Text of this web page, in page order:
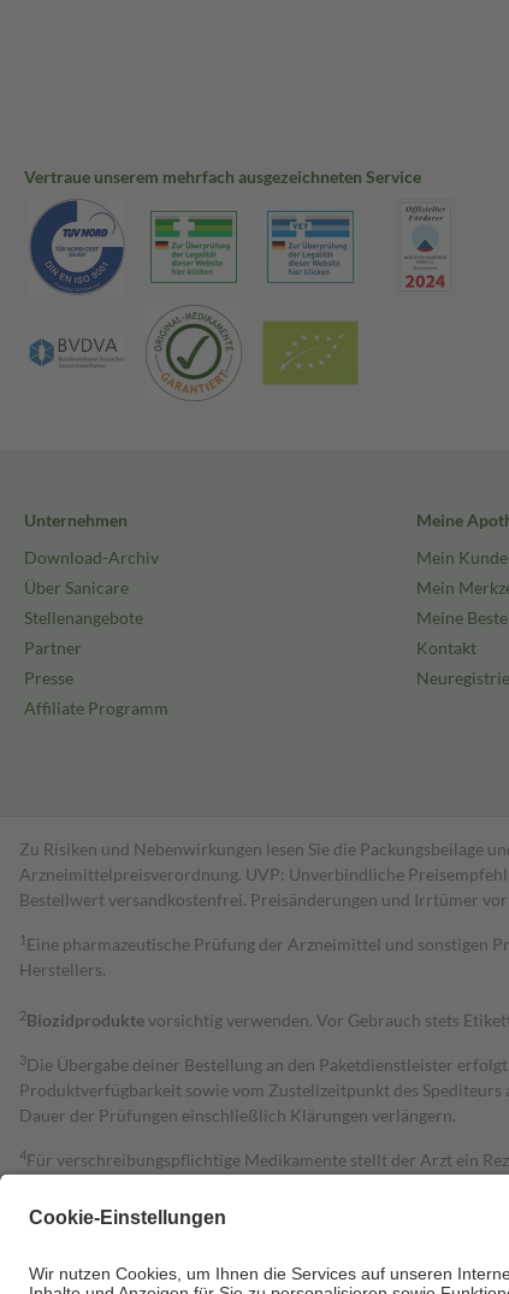
Vertraue unserem mehrfach ausgezeichneten Service
Unternehmen
Download-Archiv
Über Sanicare
Stellenangebote
Partner
Presse
Affiliate Programm
Meine
Mein
Mein
Meine
Kontakt
Zu Risiken und Nebenwirkungen lesen Sie die Packungsbeilage
Arzneimittelpreisverordnung. UVP: Unverbindliche
Bestell­wert versand­kosten­frei. Preisänderungen und Irrtümer
1 Eine pharmazeutische Prüfung der Arzneimittel und sonstigen
Herstellers.
2Biozidproduktevorsichtig verwenden. Vor Gebrauch stets
3Die Übergabe deiner Bestellung an den Paketdienstleister
Produktverfügbarkeit sowie vom Zustellzeitpunkt des
Dauer der Prüfungen einschließlich Klärungen verlängern.
4Für verschreibungspflichtige Medikamente stellt der Arzt ein
Grundsätzlich leisten Mitglieder Zuzahlungen in Höhe von zehn
Bei Heilmitteln und häuslicher Krankenpflege beträgt die